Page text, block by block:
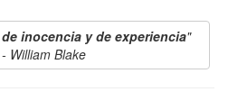
inocencia y de experiencia"
William Blake